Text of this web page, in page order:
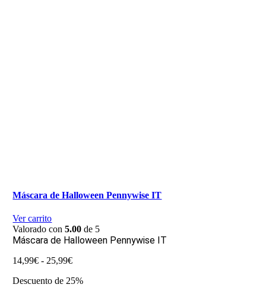
Máscara de Halloween Pennywise IT
Ver carrito
Valorado con5.00 de 5
Máscara de Halloween Pennywise IT
14,99€ - 25,99€Rango
precios:
Descuento de 25%